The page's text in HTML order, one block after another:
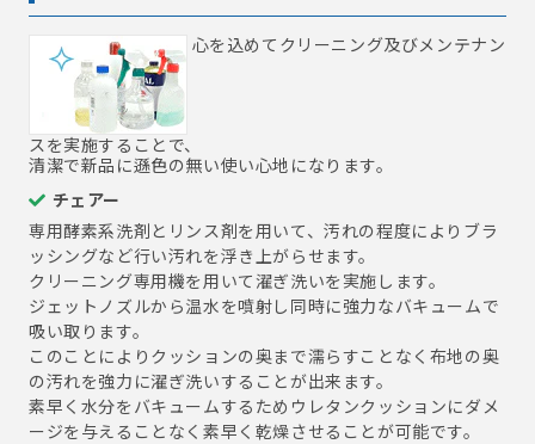
心を込めてクリーニング及びメンテナン
スを実施することで、
清潔で新品に遜色の無い使い心地になります。
チェアー
専用酵素系洗剤とリンス剤を用いて、汚れの程度によりブラ
ッシングなど行い汚れを浮き上がらせます。
クリーニング専用機を用いて濯ぎ洗いを実施します。
ジェットノズルから温水を噴射し同時に強力なバキュームで
吸い取ります。
このことによりクッションの奥まで濡らすことなく布地の奥
の汚れを強力に濯ぎ洗いすることが出来ます。
素早く水分をバキュームするためウレタンクッションにダメ
ージを与えることなく素早く乾燥させることが可能です。